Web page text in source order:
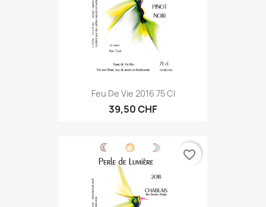
Feu De Vie 2016 75 Cl
39,50 CHF
favorite_border